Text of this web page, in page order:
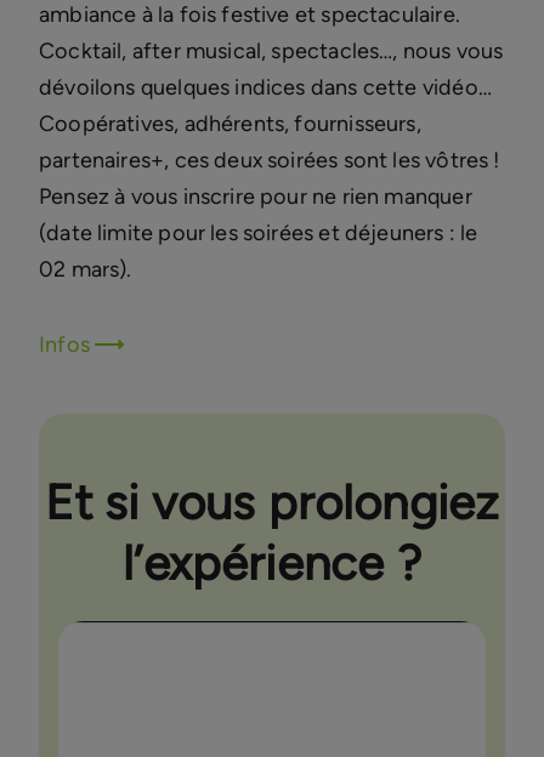
ambiance à la fois festive et spectaculaire.
Cocktail, after musical, spectacles…, nous vous
dévoilons quelques indices dans cette vidéo…
Coopératives, adhérents, fournisseurs,
partenaires+, ces deux soirées sont les vôtres !
Pensez à vous inscrire pour ne rien manquer
(date limite pour les soirées et déjeuners : le
02 mars).
Infos
Et si vous prolongiez
l’expérience ?